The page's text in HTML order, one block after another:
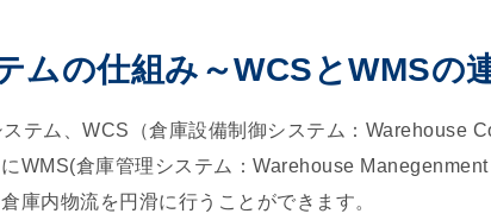
ムの仕組み～WCSとWMSの
テム、WCS（倉庫設備制御システム：Warehouse
WMS(倉庫管理システム：Warehouse
庫内物流を円滑に行うことができます。